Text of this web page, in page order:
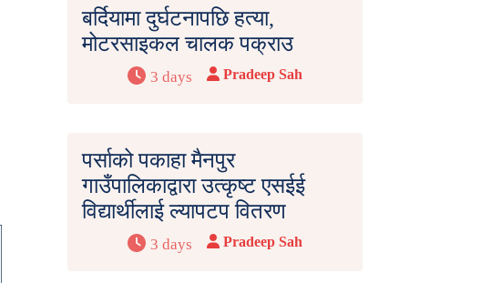
बर्दियामा दुर्घटनापछि हत्या,
मोटरसाइकल चालक पक्राउ
3 days Pradeep Sah
पर्साको पकाहा मैनपुर
गाउँपालिकाद्वारा उत्कृष्ट एसईई
विद्यार्थीलाई ल्यापटप वितरण
3 days Pradeep Sah